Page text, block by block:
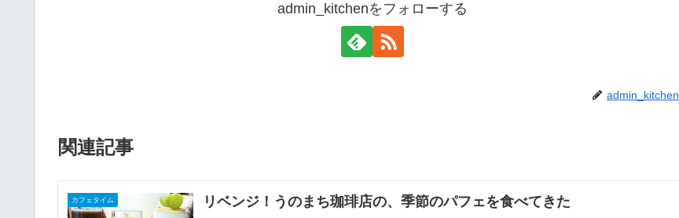
admin_kitchenをフォローする
admin_kitchen
関連記事
カフェタイム リベンジ！うのまち珈琲店の、季節のパフェを食べてきた